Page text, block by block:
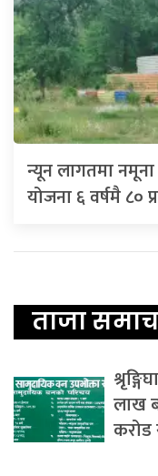
न्यून लागतमा
योजना ६ वर्षमै ८०
ताजा
लाख
करोड